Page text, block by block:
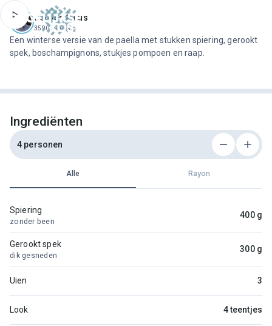
Jeroen Meus
3590 recepten
Een winterse versie van de paella met stukken spiering, gerookt
spek, boschampignons, stukjes pompoen en raap.
Ingrediënten
4 personen
Alle Rayon
Spiering
zonder been
400 g
Gerookt spek
dik gesneden
300 g
Uien 3
Look 4 teentjes